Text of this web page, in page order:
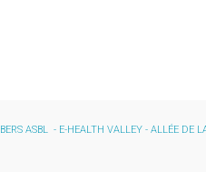
BERS ASBL - E-HEALTH VALLEY - ALLÉE DE